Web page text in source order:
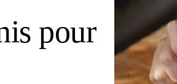
pour